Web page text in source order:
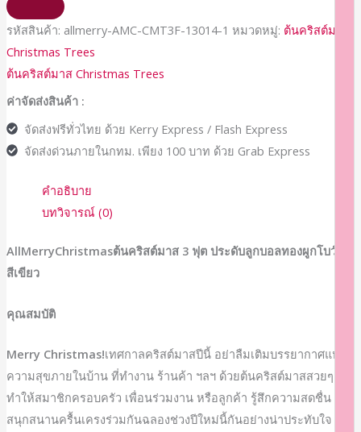
รหัสสินค้า: allmerry-AMC-CMT3F-13014-1 หมวดหมู่: ต้นคริสต์มาส
Christmas Trees
ต้นคริสต์มาส Christmas Trees
ค่าจัดส่งสินค้า :
จัดส่งฟรีทั่วไทย ด้วย Kerry Express / Flash Express
จัดส่งด่วนภายในกทม. เพียง 100 บาท ด้วย Grab Express
คำอธิบาย
บทวิจารณ์ (0)
AllMerryChristmasต้นคริสต์มาส 3 ฟุต ประดับลูกบอลทองผูกโบว์ –
สีเขียว
คุณสมบัติ
Merry Christmas!เทศกาลคริสต์มาสปีนี้ อย่าลืมเติมบรรยากาศแห่ง
ความสุขภายในบ้าน ที่ทำงาน ร้านค้า ฯลฯ ด้วยต้นคริสต์มาสสวยๆ ที่
ทำให้สมาชิกครอบครัว เพื่อนร่วมงาน หรือลูกค้า รู้สึกความสดชื่น
สนุกสนานครื้นเครงร่วมกันฉลองช่วงปีใหม่นี้กันอย่างน่าประทับใจ